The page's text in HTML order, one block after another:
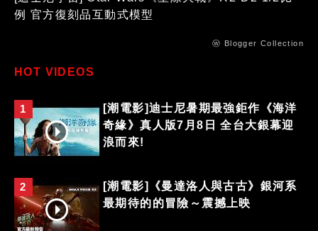
例 官方復刻品互動式模型
ⓦ Blogger Collection
HOT VIDEOS
1
[潮電影]迪士尼暑期最強鉅作《海洋
奇緣》真人版7月8日 全台大銀幕迎
浪而來!
2
[潮電影]《曼達洛人與古古》銀河系
最期待的的冒險～震撼上映